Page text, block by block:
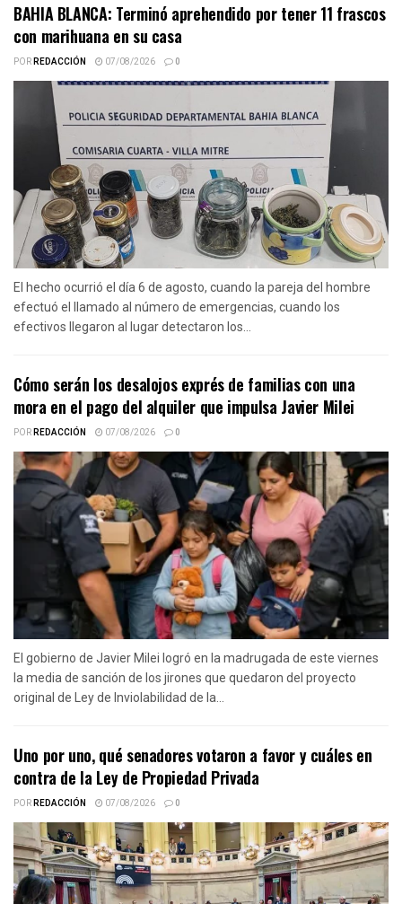
BAHIA BLANCA: Terminó aprehendido por tener 11 frascos
con marihuana en su casa
PORREDACCIÓN 07/08/2026 0
El hecho ocurrió el día 6 de agosto, cuando la pareja del hombre
efectuó el llamado al número de emergencias, cuando los
efectivos llegaron al lugar detectaron los...
Cómo serán los desalojos exprés de familias con una
mora en el pago del alquiler que impulsa Javier Milei
PORREDACCIÓN 07/08/2026 0
El gobierno de Javier Milei logró en la madrugada de este viernes
la media de sanción de los jirones que quedaron del proyecto
original de Ley de Inviolabilidad de la...
Uno por uno, qué senadores votaron a favor y cuáles en
contra de la Ley de Propiedad Privada
PORREDACCIÓN 07/08/2026 0